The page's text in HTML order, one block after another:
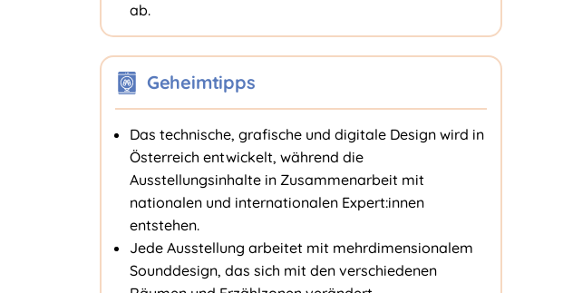
ab.
Geheimtipps
Das technische, grafische und digitale Design wird in
Österreich entwickelt, während die
Ausstellungsinhalte in Zusammenarbeit mit
nationalen und internationalen Expert:innen
entstehen.
Jede Ausstellung arbeitet mit mehrdimensionalem
Sounddesign, das sich mit den verschiedenen